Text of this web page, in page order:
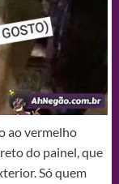
ao vermelho
do painel, que
Só quem